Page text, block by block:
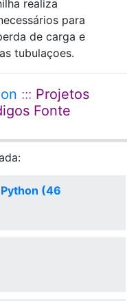
realiza
para
de carga e
tubulaçoes.
::: Projetos
Fonte
(46